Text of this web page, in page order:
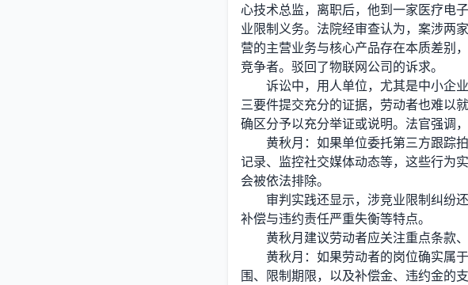
心技术总监，离职后，他到一家医疗电
业限制义务。法院经审查认为，案涉两
营的主营业务与核心产品存在本质差别
竞争者。驳回了物联网公司的诉求。
诉讼中，用人单位，尤其是中小企业
三要件提交充分的证据，劳动者也难以
确区分予以充分举证或说明。法官强调
黄秋月：如果单位委托第三方跟踪拍
记录、监控社交媒体动态等，这些行为
会被依法排除。
审判实践还显示，涉竞业限制纠纷还
补偿与违约责任严重失衡等特点。
黄秋月建议劳动者应关注重点条款、
黄秋月：如果劳动者的岗位确实属于
围、限制期限，以及补偿金、违约金的